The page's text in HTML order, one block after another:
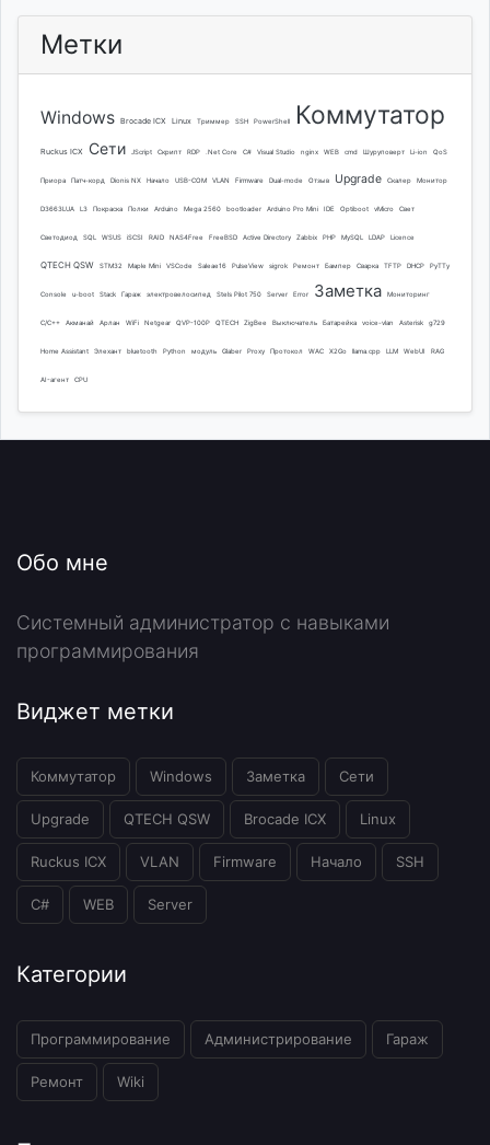
Метки
Windows Brocade ICX Linux Триммер SSH PowerShell Коммутатор
Ruckus ICX Сети JScript Скрипт RDP .Net Core C# Visual Studio nginx WEB cmd Шуруповерт Li-ion QoS
Приора Патч-корд Dionis NX Начало USB-COM VLAN Firmware Dual-mode Отзыв Upgrade Скалер Монитор
D3663LUA L3 Покраска Полки Arduino Mega 2560 bootloader Arduino Pro Mini IDE Optiboot vMicro Свет
Светодиод SQL WSUS iSCSI RAID NAS4Free FreeBSD Active Directory Zabbix PHP MySQL LDAP Licence
QTECH QSW STM32 Maple Mini VSCode Saleae16 PulseView sigrok Ремонт Бампер Сварка TFTP DHCP PyTTy
Console u-boot Stack Гараж электровелосипед Stels Pilot 750 Server Error Заметка Мониторинг
C/C++ Акманай Арлан WiFi Netgear QVP-100P QTECH ZigBee Выключатель Батарейка voice-vlan Asterisk g729
Home Assistant Элехант bluetooth Python модуль Glaber Proxy Протокол WAC X2Go llama.cpp LLM WebUI RAG
AI-агент CPU
Обо мне
Системный администратор с навыками
программирования
Виджет метки
Коммутатор Windows Заметка Сети
Upgrade QTECH QSW Brocade ICX Linux
Ruckus ICX VLAN Firmware Начало SSH
C# WEB Server
Категории
Программирование Администрирование Гараж
Ремонт Wiki